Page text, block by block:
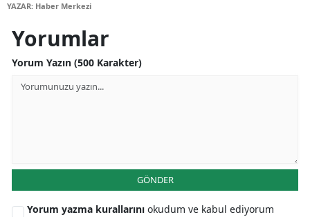
Kars
YAZAR: Haber Merkezi
Yorumlar
Yorum Yazın (500 Karakter)
GÖNDER
Yorum yazma kurallarını okudum ve kabul ediyorum